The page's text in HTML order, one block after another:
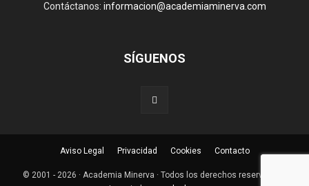
Contáctanos: informacion@academiaminerva.com
SÍGUENOS
Aviso Legal Privacidad Cookies Contacto
© 2001 - 2026 · Academia Minerva · Todos los derechos reservados ·